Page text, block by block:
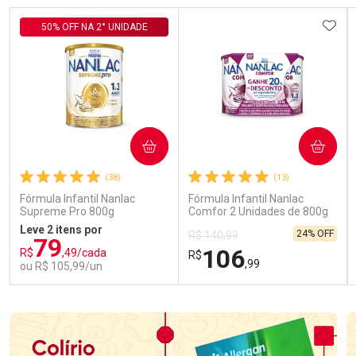
(38)
Fórmula Infantil Nanlac
Supreme Pro 800g
50% OFF NA 2° UNIDADE
Leve 2 itens por
R$79,49/cada
ou R$ 105,99/un
COMPRAR
(13)
Fórmula Infantil Nanlac
Comfor 2 Unidades de 800g
R$ 140,99
R$106,99
24% OFF
COMPRAR
Laboratório
Por Menos